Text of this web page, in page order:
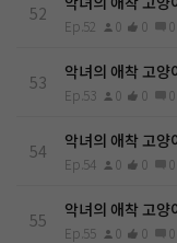
52
Ep.52 0 0 0
53 악녀의 애착 고
Ep.53 0 0 0
54 악녀의 애착 고
Ep.54 0 0 0
55 악녀의 애착 고
Ep.55 0 0 0